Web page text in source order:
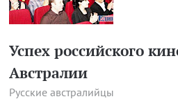
Успех российского
Австралии
Русские австралийцы